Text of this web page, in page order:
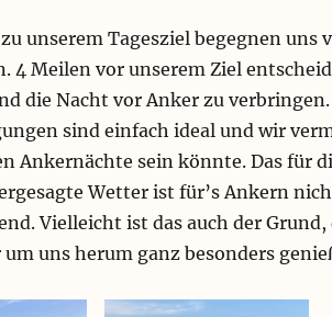
unserem Tagesziel begegnen uns
4 Meilen vor unserem Ziel
die Nacht vor Anker zu verbringen.
sind einfach ideal und wir
Ankernächte sein könnte. Das für
Wetter ist für’s Ankern
Vielleicht ist das auch der Grund,
uns herum ganz besonders